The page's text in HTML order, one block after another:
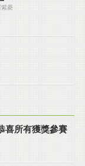
菱
喜所有獲獎參賽